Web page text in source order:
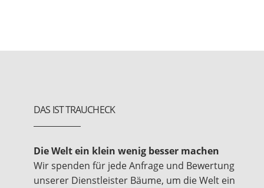
DAS IST TRAUCHECK
Die Welt ein klein wenig besser machen
Wir spenden für jede Anfrage und Bewertung
unserer Dienstleister Bäume, um die Welt ein